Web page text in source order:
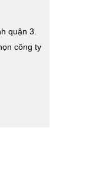
quận 3.
công ty